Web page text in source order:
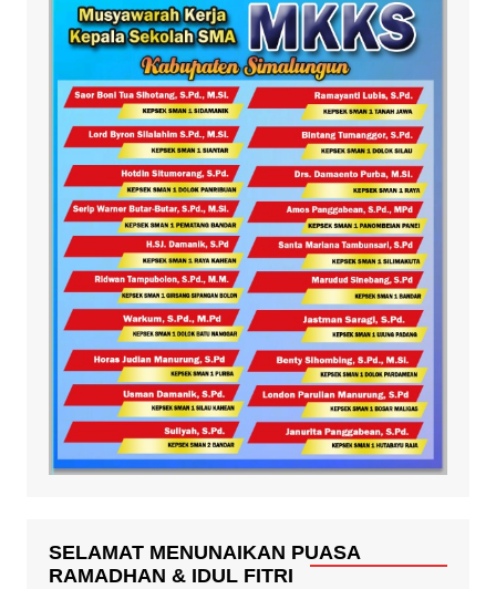
SELAMAT MENUNAIKAN PUASA
RAMADHAN & IDUL FITRI